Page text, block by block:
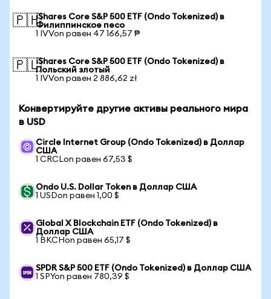
🇵🇭iShares Core S&P 500 ETF (Ondo Tokenized) в
Филиппинское песо
1 IVVon равен 47 166,57 ₱
🇵🇱iShares Core S&P 500 ETF (Ondo Tokenized) в
Польский злотый
1 IVVon равен 2 886,62 zł
Конвертируйте другие активы реального мира
в USD
Circle Internet Group (Ondo Tokenized) в Доллар
США
1 CRCLon равен 67,53 $
Ondo U.S. Dollar Token в Доллар США
1 USDon равен 1,00 $
Global X Blockchain ETF (Ondo Tokenized) в
Доллар США
1 BKCHon равен 65,17 $
SPDR S&P 500 ETF (Ondo Tokenized) в Доллар США
1 SPYon равен 780,39 $